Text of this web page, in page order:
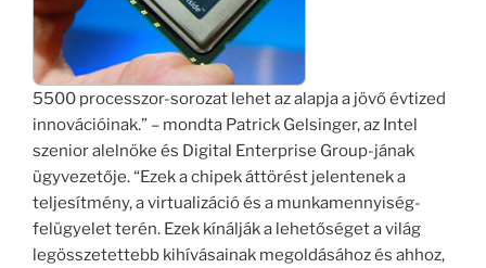
5500 processzor-sorozat lehet az alapja a jövő évtized
innovációinak.” – mondta Patrick Gelsinger, az Intel
szenior alelnöke és Digital Enterprise Group-jának
ügyvezetője. “Ezek a chipek áttörést jelentenek a
teljesítmény, a virtualizáció és a munkamennyiség-
felügyelet terén. Ezek kínálják a lehetőséget a világ
legösszetettebb kihívásainak megoldásához és ahhoz,